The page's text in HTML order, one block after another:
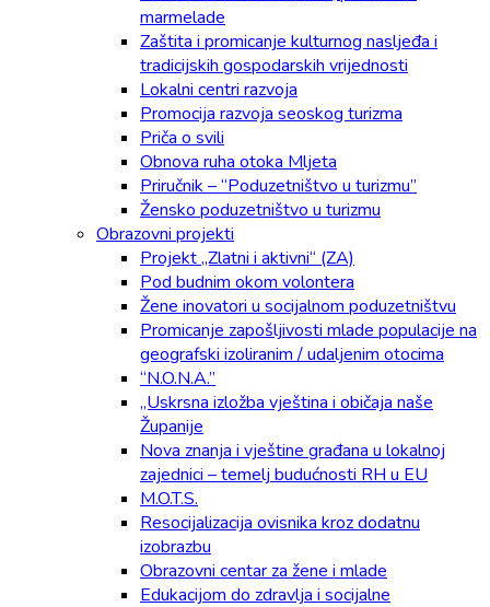
marmelade
Zaštita i promicanje kulturnog nasljeđa i
tradicijskih gospodarskih vrijednosti
Lokalni centri razvoja
Promocija razvoja seoskog turizma
Priča o svili
Obnova ruha otoka Mljeta
Priručnik – “Poduzetništvo u turizmu”
Žensko poduzetništvo u turizmu
Obrazovni projekti
Projekt „Zlatni i aktivni“ (ZA)
Pod budnim okom volontera
Žene inovatori u socijalnom poduzetništvu
Promicanje zapošljivosti mlade populacije na
geografski izoliranim / udaljenim otocima
“N.O.N.A.”
„Uskrsna izložba vještina i običaja naše
Županije
Nova znanja i vještine građana u lokalnoj
zajednici – temelj budućnosti RH u EU
M.O.T.S.
Resocijalizacija ovisnika kroz dodatnu
izobrazbu
Obrazovni centar za žene i mlade
Edukacijom do zdravlja i socijalne